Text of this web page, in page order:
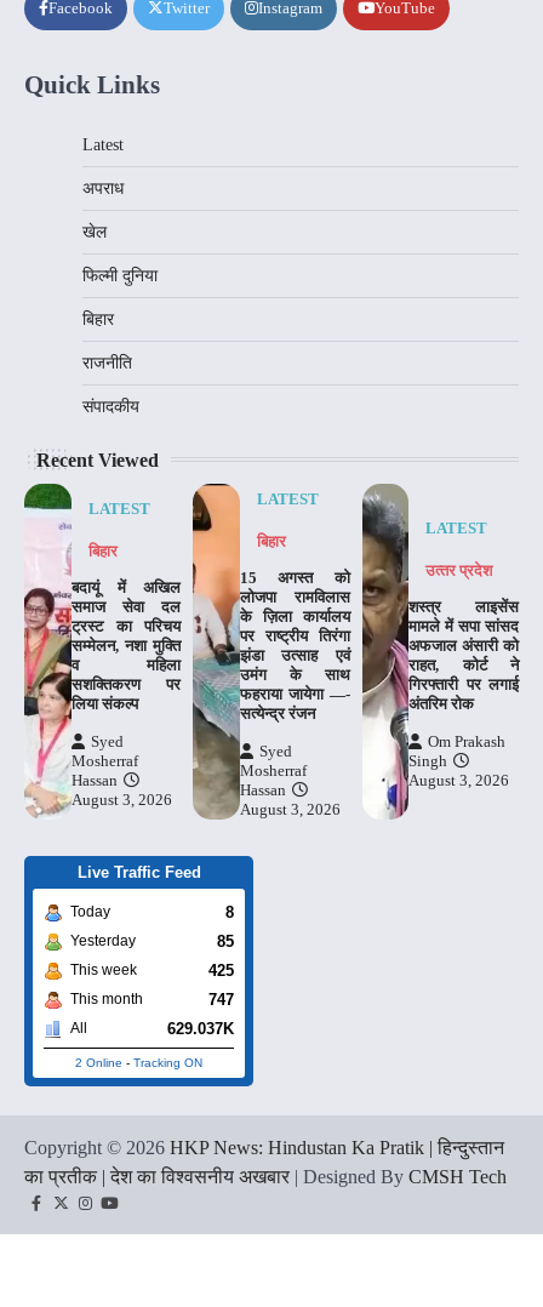
Facebook Twitter Instagram YouTube
Quick Links
Latest
अपराध
खेल
फिल्मी दुनिया
बिहार
राजनीति
संपादकीय
Recent Viewed
LATEST
बिहार
बदायूं में अखिल
समाज सेवा दल
ट्रस्ट का परिचय
सम्मेलन, नशा मुक्ति
व महिला
सशक्तिकरण पर
लिया संकल्प
Syed
Mosherraf
Hassan
August 3, 2026
LATEST
बिहार
15 अगस्त को
लोजपा रामविलास
के ज़िला कार्यालय
पर राष्ट्रीय तिरंगा
झंडा उत्साह एवं
उमंग के साथ
फहराया जायेगा —-
सत्येन्द्र रंजन
Syed
Mosherraf
Hassan
August 3, 2026
LATEST
उत्‍तर प्रदेश
शस्त्र लाइसेंस
मामले में सपा सांसद
अफजाल अंसारी को
राहत, कोर्ट ने
गिरफ्तारी पर लगाई
अंतरिम रोक
Om Prakash
Singh
August 3, 2026
Live Traffic Feed
Today 8
Yesterday 85
This week 425
This month 747
All 629.037K
2 Online - Tracking ON
Copyright © 2026 HKP News: Hindustan Ka Pratik | हिन्दुस्तान
का प्रतीक | देश का विश्वसनीय अखबार | Designed By CMSH Tech
Facebook
TwitterInstagram
YouTube